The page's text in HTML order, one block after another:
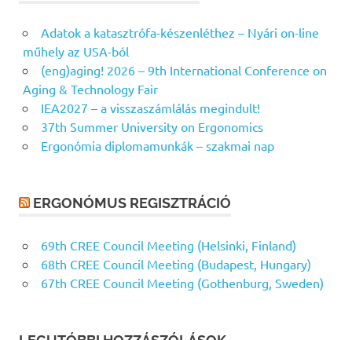
Adatok a katasztrófa-készenléthez – Nyári on-line
műhely az USA-ból
(eng)aging! 2026 – 9th International Conference on
Aging & Technology Fair
IEA2027 – a visszaszámlálás megindult!
37th Summer University on Ergonomics
Ergonómia diplomamunkák – szakmai nap
ERGONÓMUS REGISZTRÁCIÓ
69th CREE Council Meeting (Helsinki, Finland)
68th CREE Council Meeting (Budapest, Hungary)
67th CREE Council Meeting (Gothenburg, Sweden)